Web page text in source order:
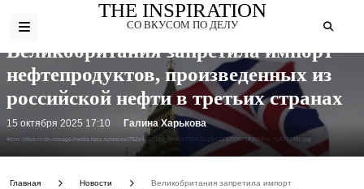
THE INSPIRATION
СО ВКУСОМ ПО ДЕЛУ
Фото: https://cdn-storage-media.tass.ru/resize/752x496/tass_media/2024/11/19/f/1732009718309856_fpA7TCMz.jpg
Великобритания запретила импорт
нефтепродуктов, произведенных из
российской нефти в третьих странах
15 октября 2025 17:10 Галина Харькова
Главная Новости
Великобритания запретила импорт